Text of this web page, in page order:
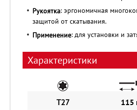
Рукоятка: эргономичная
защитой от скатывания.
Применение: для установки и
Характеристики
T27 115